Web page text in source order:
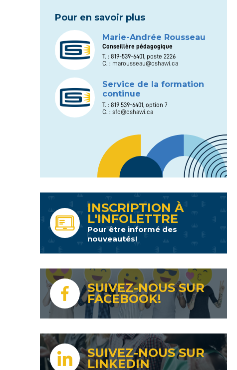
Pour en savoir plus
Marie-Andrée Rousseau
Conseillère pédagogique
T. : 819-539-6401, poste 2226
C. : marousseau@cshawi.ca
Service de la formation
continue
T. : 819 539-6401, option 7
C. : sfc@cshawi.ca
INSCRIPTION À
L'INFOLETTRE
Pour être informé des
nouveautés!
SUIVEZ-NOUS SUR
FACEBOOK!
SUIVEZ-NOUS SUR
LINKEDIN